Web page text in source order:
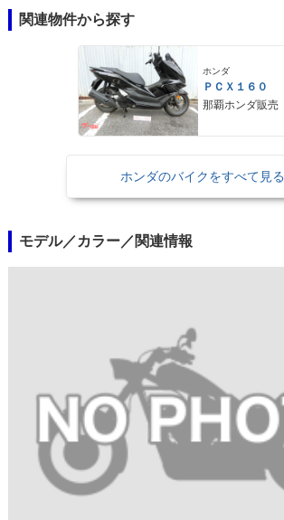
関連物件から探す
ホンダ
ＰＣＸ１６０
那覇ホンダ販売
ホンダのバイクをすべて見る
モデル／カラー／関連情報